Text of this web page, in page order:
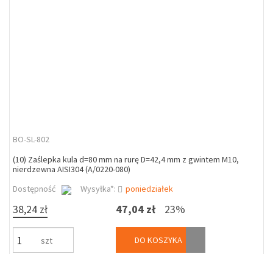
BO-SL-802
(10) Zaślepka kula d=80 mm na rurę D=42,4 mm z gwintem M10,
nierdzewna AISI304 (A/0220-080)
Dostępność
Wysyłka*: poniedziałek
38,24 zł
szt
47,04 zł 23%
DO KOSZYKA